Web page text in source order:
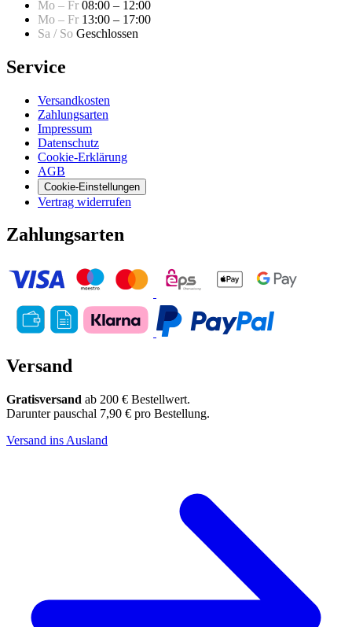
Mo – Fr 08:00 – 12:00
Mo – Fr 13:00 – 17:00
Sa / So Geschlossen
Service
Versandkosten
Zahlungsarten
Impressum
Datenschutz
Cookie-Erklärung
AGB
Cookie-Einstellungen
Vertrag widerrufen
Zahlungsarten
Versand
Gratisversand ab 200 € Bestellwert.
Darunter pauschal 7,90 € pro Bestellung.
Versand ins Ausland